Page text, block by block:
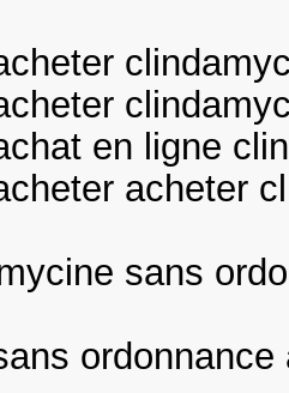
en ligne
acheter
sans